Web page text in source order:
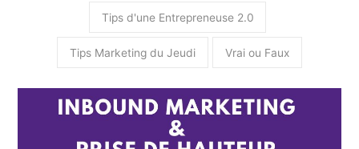
Tips d'une Entrepreneuse 2.0
Tips Marketing du Jeudi Vrai ou Faux